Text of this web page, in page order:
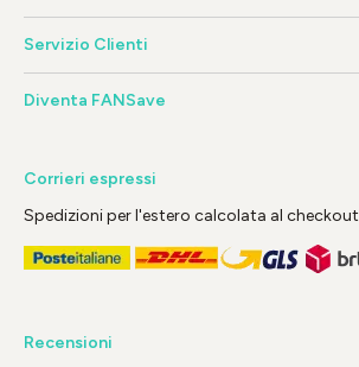
Servizio Clienti
Diventa FANSave
Corrieri espressi
Spedizioni per l'estero calcolata al checkout
Recensioni